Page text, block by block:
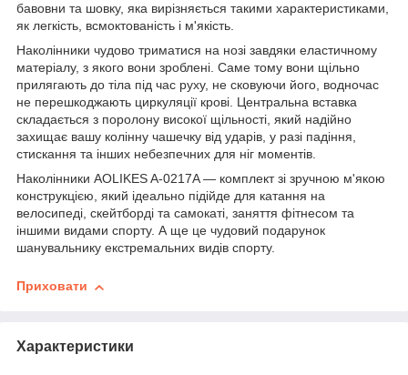
бавовни та шовку, яка вирізняється такими характеристиками,
як легкість, всмоктованість і м'якість.
Наколінники чудово триматися на нозі завдяки еластичному
матеріалу, з якого вони зроблені. Саме тому вони щільно
прилягають до тіла під час руху, не сковуючи його, водночас
не перешкоджають циркуляції крові. Центральна вставка
складається з поролону високої щільності, який надійно
захищає вашу колінну чашечку від ударів, у разі падіння,
стискання та інших небезпечних для ніг моментів.
Наколінники AOLIKES A-0217A — комплект зі зручною м'якою
конструкцією, який ідеально підійде для катання на
велосипеді, скейтборді та самокаті, заняття фітнесом та
іншими видами спорту. А ще це чудовий подарунок
шанувальнику екстремальних видів спорту.
Приховати
Характеристики